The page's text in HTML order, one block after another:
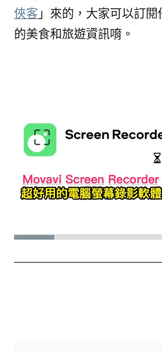
俠客 」來的，大家可以訂
的美食和旅遊資訊唷。